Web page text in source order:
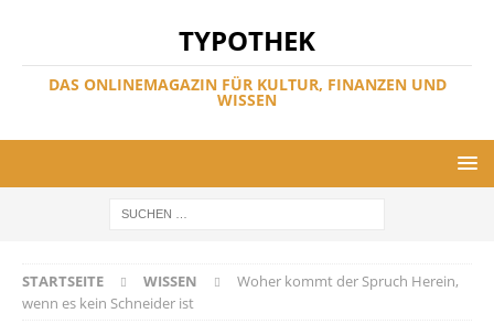
TYPOTHEK
DAS ONLINEMAGAZIN FÜR KULTUR, FINANZEN UND
WISSEN
STARTSEITE WISSEN
Woher kommt der Spruch Herein,
wenn es kein Schneider ist